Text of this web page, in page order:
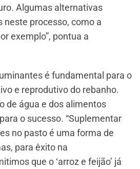
Algumas alternativas
neste processo, como a
exemplo”, pontua a
é fundamental para o
e reprodutivo do rebanho.
de água e dos alimentos
o sucesso. “Suplementar
no pasto é uma forma de
para êxito na
que o ‘arroz e feijão’ já